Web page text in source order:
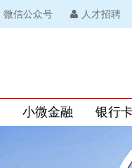
微信公众号 人才招聘
小微金融 银行